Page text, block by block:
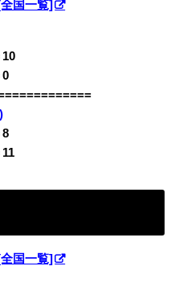
国一覧]
8
国一覧]